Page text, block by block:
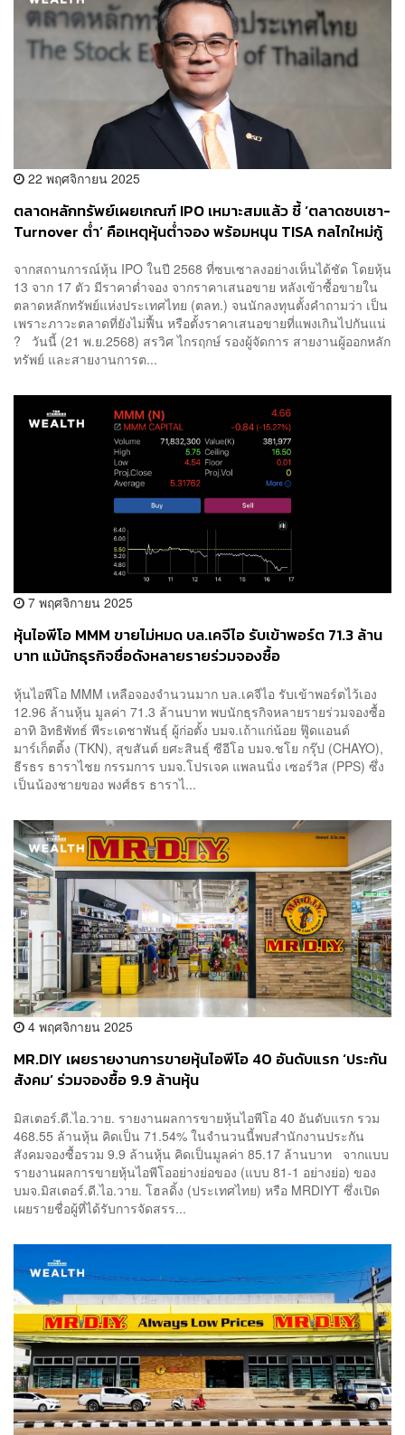
22 พฤศจิกายน 2025
ตลาดหลักทรัพย์เผยเกณฑ์ IPO เหมาะสมแล้ว ชี้ ‘ตลาดซบเซา-
Turnover ต่ำ’ คือเหตุหุ้นต่ำจอง พร้อมหนุน TISA กลไกใหม่กู้
จากสถานการณ์หุ้น IPO ในปี 2568 ที่ซบเซาลงอย่างเห็นได้ชัด โดยหุ้น
13 จาก 17 ตัว มีราคาต่ำจอง จากราคาเสนอขาย หลังเข้าซื้อขายใน
ตลาดหลักทรัพย์แห่งประเทศไทย (ตลท.) จนนักลงทุนตั้งคำถามว่า เป็น
เพราะภาวะตลาดที่ยังไม่ฟื้น หรือตั้งราคาเสนอขายที่แพงเกินไปกันแน่
? วันนี้ (21 พ.ย.2568) สรวิศ ไกรฤกษ์ รองผู้จัดการ สายงานผู้ออกหลัก
ทรัพย์ และสายงานการต...
7 พฤศจิกายน 2025
หุ้นไอพีโอ MMM ขายไม่หมด บล.เคจีไอ รับเข้าพอร์ต 71.3 ล้าน
บาท แม้นักธุรกิจชื่อดังหลายรายร่วมจองซื้อ
หุ้นไอพีโอ MMM เหลือจองจำนวนมาก บล.เคจีไอ รับเข้าพอร์ตไว้เอง
12.96 ล้านหุ้น มูลค่า 71.3 ล้านบาท พบนักธุรกิจหลายรายร่วมจองซื้อ
อาทิ อิทธิพัทธ์ พีระเดชาพันธุ์ ผู้ก่อตั้ง บมจ.เถ้าแก่น้อย ฟู๊ดแอนด์
มาร์เก็ตติ้ง (TKN), สุขสันต์ ยศะสินธุ์ ซีอีโอ บมจ.ชโย กรุ๊ป (CHAYO),
ธีรธร ธาราไชย กรรมการ บมจ.โปรเจค แพลนนิ่ง เซอร์วิส (PPS) ซึ่ง
เป็นน้องชายของ พงศ์ธร ธาราไ...
4 พฤศจิกายน 2025
MR.DIY เผยรายงานการขายหุ้นไอพีโอ 40 อันดับแรก ‘ประกัน
สังคม’ ร่วมจองซื้อ 9.9 ล้านหุ้น
มิสเตอร์.ดี.ไอ.วาย. รายงานผลการขายหุ้นไอพีโอ 40 อันดับแรก รวม
468.55 ล้านหุ้น คิดเป็น 71.54% ในจำนวนนี้พบสำนักงานประกัน
สังคมจองซื้อรวม 9.9 ล้านหุ้น คิดเป็นมูลค่า 85.17 ล้านบาท จากแบบ
รายงานผลการขายหุ้นไอพีโออย่างย่อของ (แบบ 81-1 อย่างย่อ) ของ
บมจ.มิสเตอร์.ดี.ไอ.วาย. โฮลดิ้ง (ประเทศไทย) หรือ MRDIYT ซึ่งเปิด
เผยรายชื่อผู้ที่ได้รับการจัดสรร...